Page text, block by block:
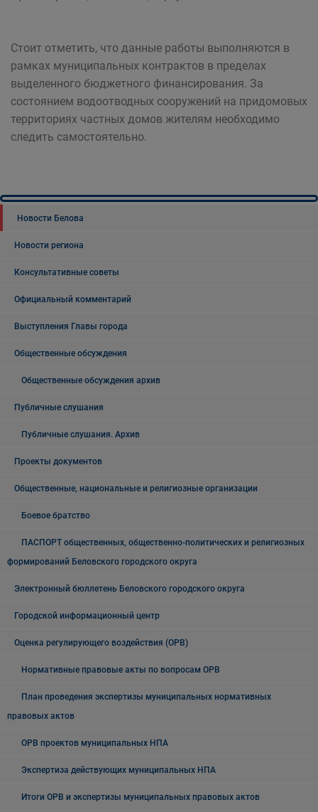
Стоит отметить, что данные работы выполняются в
рамках муниципальных контрактов в пределах
выделенного бюджетного финансирования. За
состоянием водоотводных сооружений на придомовых
территориях частных домов жителям необходимо
следить самостоятельно. ​
Новости Белова
Новости региона
Консультативные советы
Официальный комментарий
Выступления Главы города
Общественные обсуждения
Общественные обсуждения архив
Публичные слушания
Публичные слушания. Архив
Проекты документов
Общественные, национальные и религиозные организации
Боевое братство
ПАСПОРТ общественных, общественно-политических и религиозных
формирований Беловского городского округа
Электронный бюллетень Беловского городского округа
Городской информационный центр
Оценка регулирующего воздействия (ОРВ)
Нормативные правовые акты по вопросам ОРВ
План проведения экспертизы муниципальных нормативных
правовых актов
ОРВ проектов муниципальных НПА
Экспертиза действующих муниципальных НПА
Итоги ОРВ и экспертизы муниципальных правовых актов